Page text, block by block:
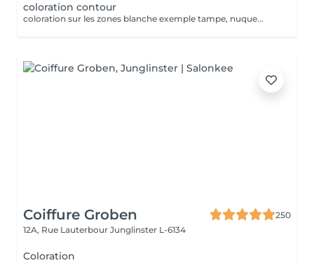
coloration contour
coloration sur les zones blanche exemple tampe, nuque...
Coiffure Groben
250
12A, Rue Lauterbour Junglinster L-6134
Coloration